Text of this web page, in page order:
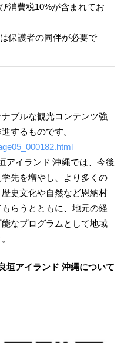
消費税10%が含まれてお
保護者の同伴が必要で
ブルな観光コンテンツ強
するものです。
アイランド 沖縄では、今後
先を増やし、より多くの
史文化や自然など恩納村
らうとともに、地元の経
なプログラムとして地域
垣アイランド 沖縄について